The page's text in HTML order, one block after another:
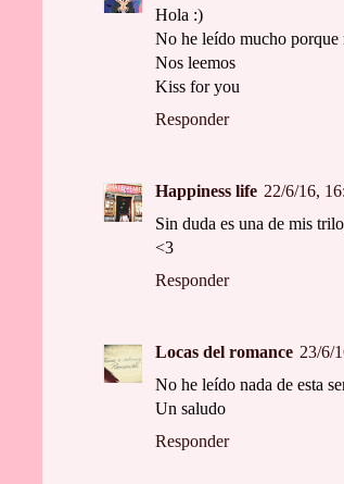
Hola :)
No he leído mucho porque
Nos leemos
Kiss for you
Responder
Happiness life 22/6/16,
Sin duda es una de mis
<3
Responder
Locas del romance 23/6/
No he leído nada de esta
Un saludo
Responder